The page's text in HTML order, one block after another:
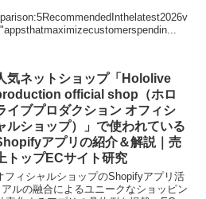
気ネットショップ「Hololive
official shop（ホロ
イブプロダクション オフィシ
ルショップ）」で使われている
アプリの紹介＆解説｜売
上トップECサイト研究
フィシャルショップのShopifyアプリ活
ルの融合によるユニークなショッピン